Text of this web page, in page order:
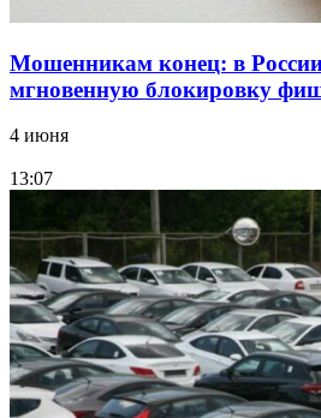
Мошенникам конец: в
мгновенную блокировку
4 июня
13:07